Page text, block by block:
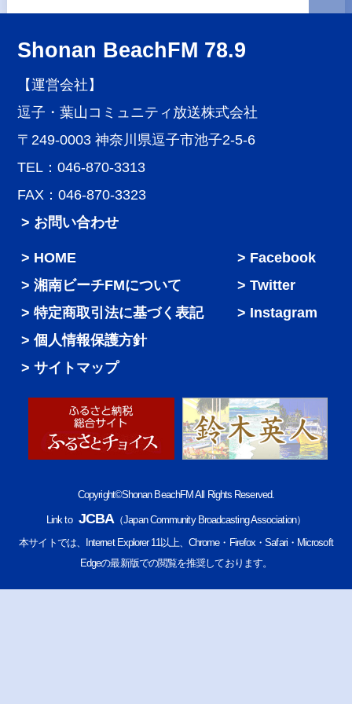
Shonan BeachFM 78.9
【運営会社】
逗子・葉山コミュニティ放送株式会社
〒249-0003 神奈川県逗子市池子2-5-6
TEL：046-870-3313
FAX：046-870-3323
> お問い合わせ
HOME
湘南ビーチFMについて
特定商取引法に基づく表記
個人情報保護方針
サイトマップ
Facebook
Twitter
Instagram
Copyright©Shonan BeachFM All Rights Reserved.
Link to JCBA（Japan Community Broadcasting Association）
本サイトでは、Internet Explorer 11以上、Chrome・Firefox・Safari・Microsoft
Edgeの最新版での閲覧を推奨しております。